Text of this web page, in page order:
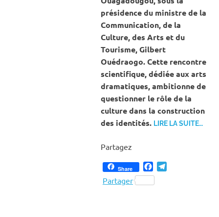
présidence du ministre de la
Communication, de la
Culture, des Arts et du
Tourisme, Gilbert
Ouédraogo. Cette rencontre
scientifique, dédiée aux arts
dramatiques, ambitionne de
questionner le rôle de la
culture dans la construction
des identités. LIRE LA SUITE…
Partagez
Share Facebook
Partager